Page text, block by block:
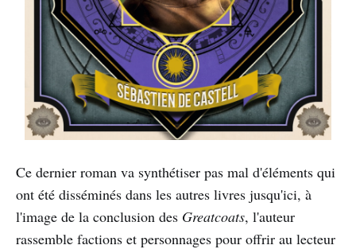
Ce dernier roman va synthétiser pas mal d'éléments qui
ont été disséminés dans les autres livres jusqu'ici, à
l'image de la conclusion des Greatcoats, l'auteur
rassemble factions et personnages pour offrir au lecteur